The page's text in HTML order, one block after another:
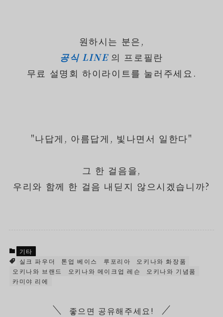
원하시는 분은,
공식 LINE 의 프로필란
무료 설명회 하이라이트를 눌러주세요.
"나답게, 아름답게, 빛나면서 일한다"
그 한 걸음을,
우리와 함께 한 걸음 내딛지 않으시겠습니까?
기타
실크 파우더
톤업 베이스 루포리아
오키나와 화장품
오키나와 브랜드
오키나와 메이크업 레슨
오키나와 기념품
카미야 리에
좋으면 공유해주세요!